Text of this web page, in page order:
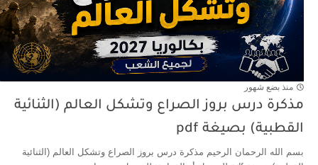
منذ بضع شهور
مذكرة درس بروز الصراع وتشكل العالم (الثنائية
القطبية) بصيغة pdf
بسم الله الرحمان الرحيم مذكرة درس بروز الصراع وتشكل العالم (الثنائية